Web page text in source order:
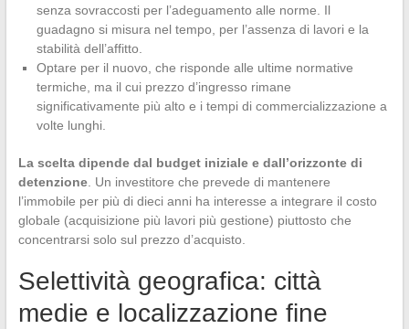
senza sovraccosti per l’adeguamento alle norme. Il
guadagno si misura nel tempo, per l’assenza di lavori e la
stabilità dell’affitto.
Optare per il nuovo, che risponde alle ultime normative
termiche, ma il cui prezzo d’ingresso rimane
significativamente più alto e i tempi di commercializzazione a
volte lunghi.
La scelta dipende dal budget iniziale e dall’orizzonte di
detenzione. Un investitore che prevede di mantenere
l’immobile per più di dieci anni ha interesse a integrare il costo
globale (acquisizione più lavori più gestione) piuttosto che
concentrarsi solo sul prezzo d’acquisto.
Selettività geografica: città
medie e localizzazione fine